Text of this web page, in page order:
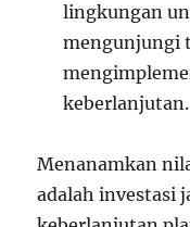
lingkungan
mengunjungi
keberlanjutan.
Menanamkan
adalah investasi